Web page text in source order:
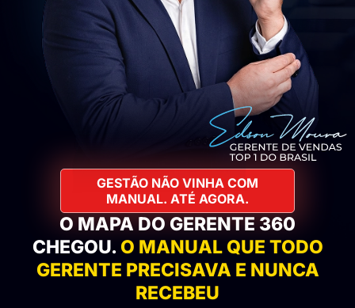
GESTÃO NÃO VINHA COM
MANUAL. ATÉ AGORA.
O MAPA DO GERENTE 360
CHEGOU. O MANUAL QUE TODO
GERENTE PRECISAVA E NUNCA
RECEBEU